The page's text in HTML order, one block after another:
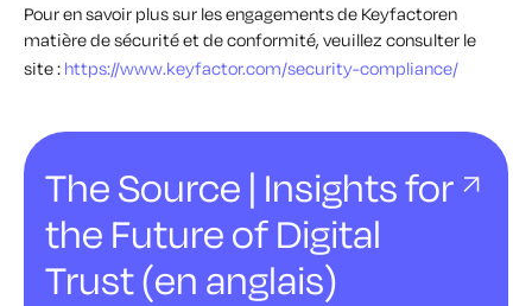
Pour en savoir plus sur les engagements de Keyfactoren
matière de sécurité et de conformité, veuillez consulter le
site : https://www.keyfactor.com/security-compliance/
The Source | Insights for
the Future of Digital
Trust (en anglais)